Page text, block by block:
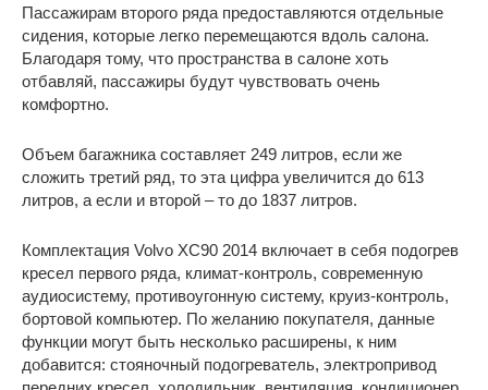
Пассажирам второго ряда предоставляются отдельные
сидения, которые легко перемещаются вдоль салона.
Благодаря тому, что пространства в салоне хоть
отбавляй, пассажиры будут чувствовать очень
комфортно.
Объем багажника составляет 249 литров, если же
сложить третий ряд, то эта цифра увеличится до 613
литров, а если и второй – то до 1837 литров.
Комплектация Volvo XC90 2014 включает в себя подогрев
кресел первого ряда, климат-контроль, современную
аудиосистему, противоугонную систему, круиз-контроль,
бортовой компьютер. По желанию покупателя, данные
функции могут быть несколько расширены, к ним
добавится: стояночный подогреватель, электропривод